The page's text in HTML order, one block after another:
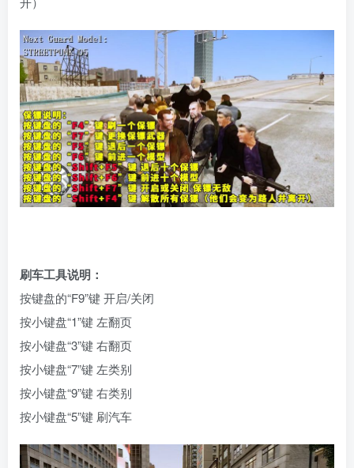
刷车工具说明：
按键盘的“F9”键 开启/关闭
按小键盘“1”键 左翻页
按小键盘“3”键 右翻页
按小键盘“7”键 左类别
按小键盘“9”键 右类别
按小键盘“5”键 刷汽车